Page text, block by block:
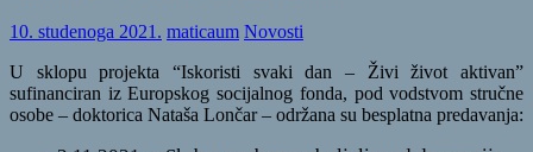
10. studenoga 2021. maticaum Novosti
U sklopu projekta “Iskoristi svaki dan – Živi život aktivan”
sufinanciran iz Europskog socijalnog fonda, pod vodstvom stručne
osobe – doktorica Nataša Lončar – održana su besplatna predavanja: